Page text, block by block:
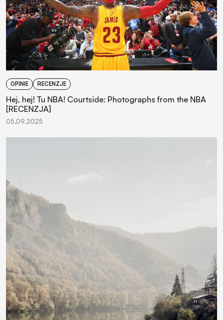
OPINIE RECENZJE
Hej, hej! Tu NBA! Courtside: Photographs from the NBA
[RECENZJA]
05.09.2025